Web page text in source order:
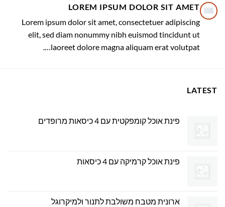
LOREM IPSUM DOLOR SIT AMET
Lorem ipsum dolor sit amet, consectetuer adipiscing
elit, sed diam nonummy nibh euismod tincidunt ut
laoreet dolore magna aliquam erat volutpat….
LATEST
פינת אוכל קומפקטית עם 4 כיסאות מרופדים
פינת אוכל קרמיקה עם 4 כיסאות
ארונית מטבח משולבת לתנור ולמיקרוגל